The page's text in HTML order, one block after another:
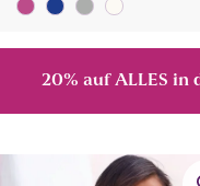
20% auf ALLES in